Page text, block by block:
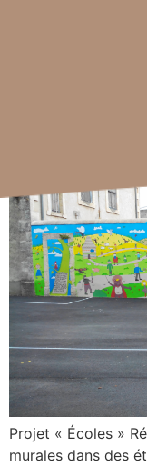
Projet « Écoles »
murales dans des